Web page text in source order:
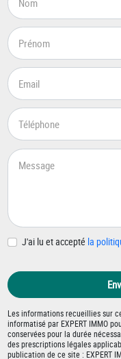
J'ai lu et accepté la
Les informations recueillies sur
informatisé par EXPERT IMMO
conservées pour la durée
des prescriptions légales
publication de ce site : EXPERT